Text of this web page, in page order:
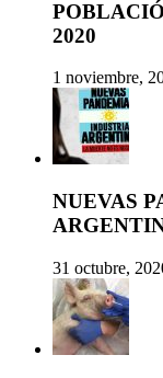
2020
1 noviembre,
NUEVAS
31 octubre,